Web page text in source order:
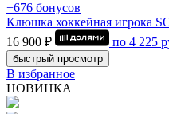
+676 бонусов
Клюшка хоккейная игрока
16 900 ₽
по 4 225
быстрый просмотр
В избранное
НОВИНКА